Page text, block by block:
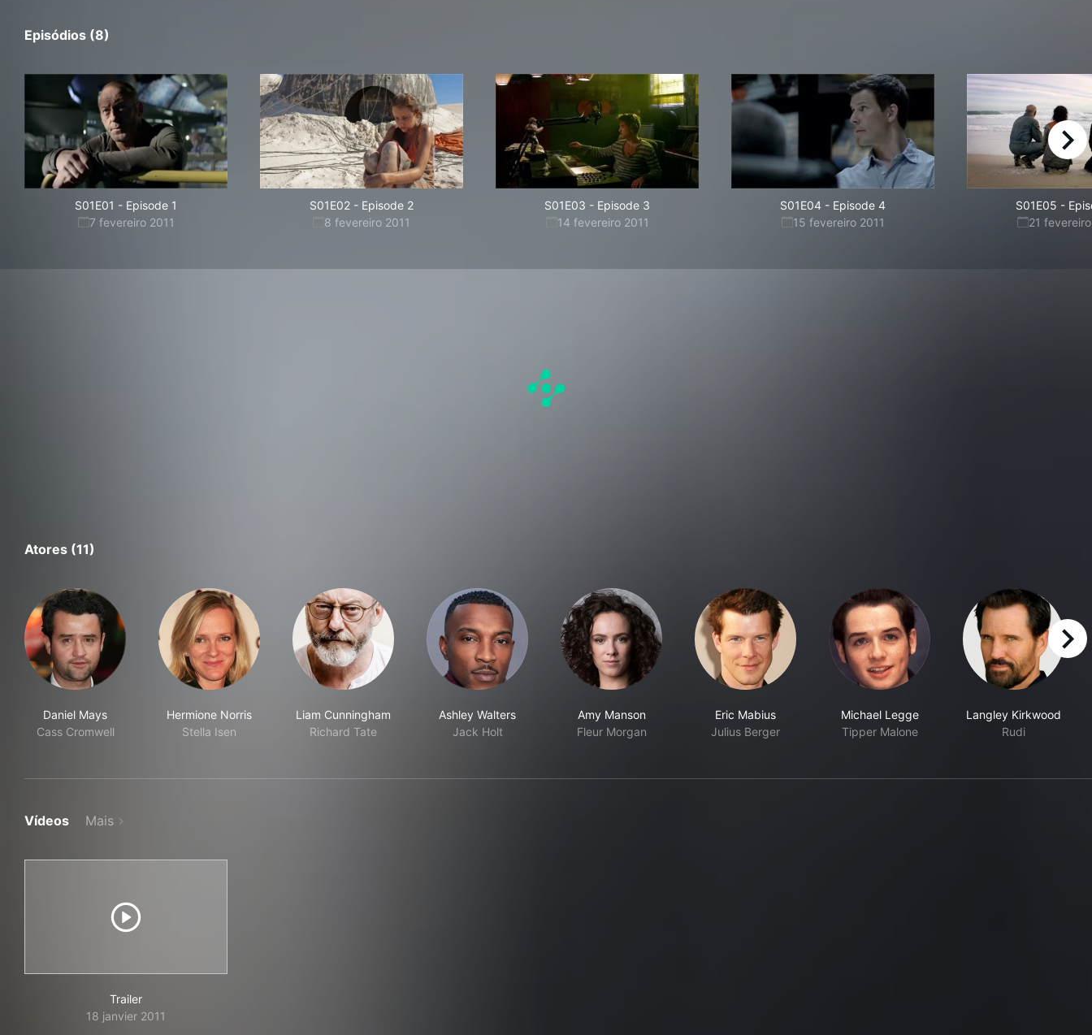
Episódios (8)
S01E01 - Episode 1
7 fevereiro 2011
S01E02 - Episode 2
8 fevereiro 2011
S01E03 - Episode 3
14 fevereiro 2011
S01E04 - Episode 4
15 fevereiro 2011
S01E05 -
21
right
Atores (11)
Daniel Mays
Cass Cromwell
Hermione Norris
Stella Isen
Liam Cunningham
Richard Tate
Ashley Walters
Jack Holt
Amy Manson
Fleur Morgan
Eric Mabius
Julius Berger
Michael Legge
Tipper Malone
Langley Kirkwood
Rudi
right
Vídeos Mais
Trailer
18 janvier 2011